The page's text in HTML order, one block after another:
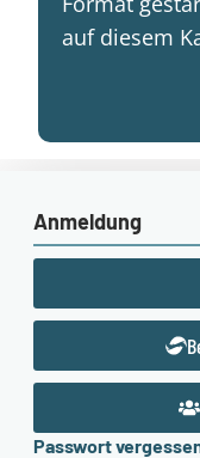
auf diesem
Anmeldung
Passwort